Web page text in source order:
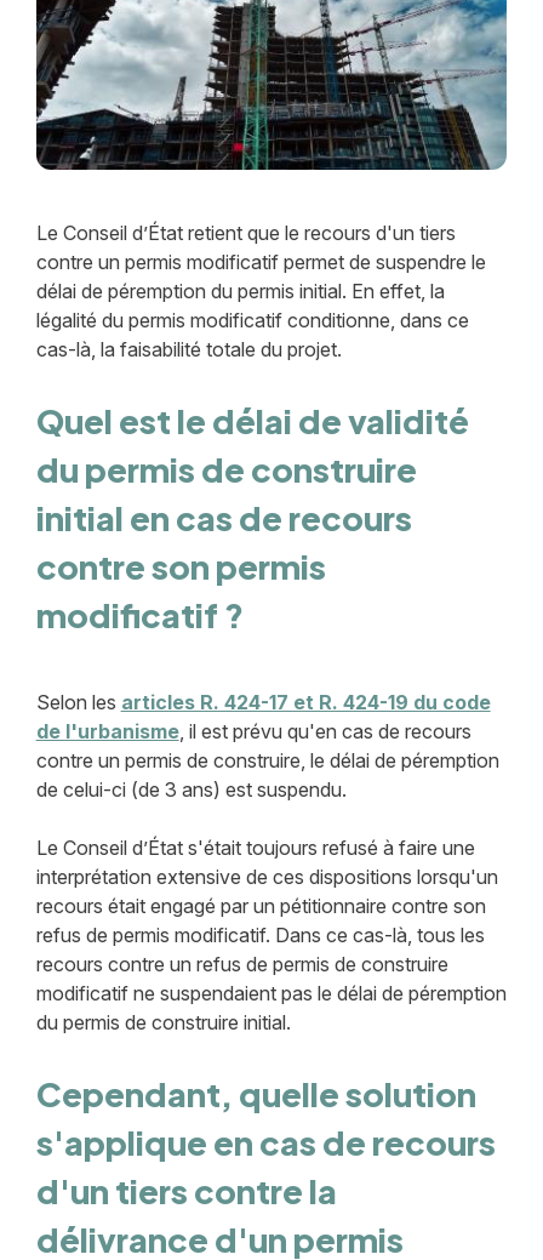
Le Conseil d’État retient que le recours d'un tiers
contre un permis modificatif permet de suspendre le
délai de péremption du permis initial. En effet, la
légalité du permis modificatif conditionne, dans ce
cas-là, la faisabilité totale du projet.
Quel est le délai de validité
du permis de construire
initial en cas de recours
contre son permis
modificatif ?
Selon les articles R. 424-17 et R. 424-19 du code
de l'urbanisme, il est prévu qu'en cas de recours
contre un permis de construire, le délai de péremption
de celui-ci (de 3 ans) est suspendu.
Le Conseil d’État s'était toujours refusé à faire une
interprétation extensive de ces dispositions lorsqu'un
recours était engagé par un pétitionnaire contre son
refus de permis modificatif. Dans ce cas-là, tous les
recours contre un refus de permis de construire
modificatif ne suspendaient pas le délai de péremption
du permis de construire initial.
Cependant, quelle solution
s'applique en cas de recours
d'un tiers contre la
délivrance d'un permis